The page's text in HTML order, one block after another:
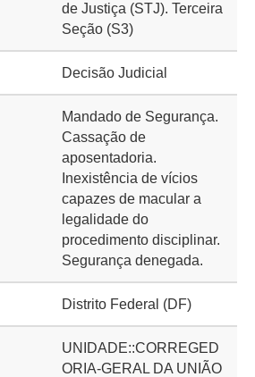
de Justiça (STJ). Terceira
Seção (S3)
Decisão Judicial
Mandado de Segurança.
Cassação de
aposentadoria.
Inexistência de vícios
capazes de macular a
legalidade do
procedimento disciplinar.
Segurança denegada.
Distrito Federal (DF)
UNIDADE::CORREGED
ORIA-GERAL DA UNIÃO